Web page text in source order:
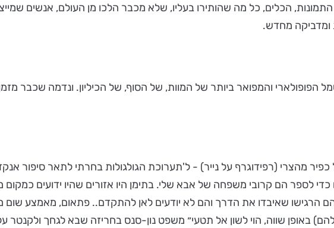
הכלים, כל מה שהותירו בעליו, שלא מכבר הלכו מן העולם, אנשים
ומדביקה מחדש.
הפופולארי והמפואר ביותר של המוות, של הסוף, של הכיליון. ונדמה שכבר מזמן
כפיר מהצרי (רפידוגרף על נייר) - ל'תערוכת הגולגולות בחרתי לתאר סיפור
לספר הם קרובי משפחה של אבא שלי. בתימן היו אזורים שהיו ידועים
הרגישו שאיבדו את הדרך והם לא יודעים לאן להתקדם.. פתאום, מאמצע שום
באופן שווה, הוי לשון אל תטעי״ משפט נון-סנס בחריזה שבא לגחך